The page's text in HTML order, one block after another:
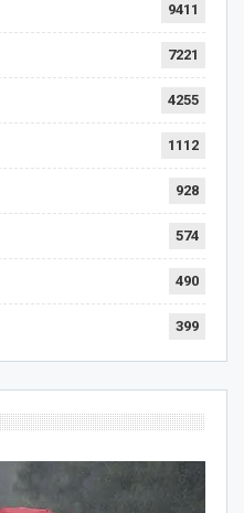
9411
7221
4255
1112
928
574
490
399